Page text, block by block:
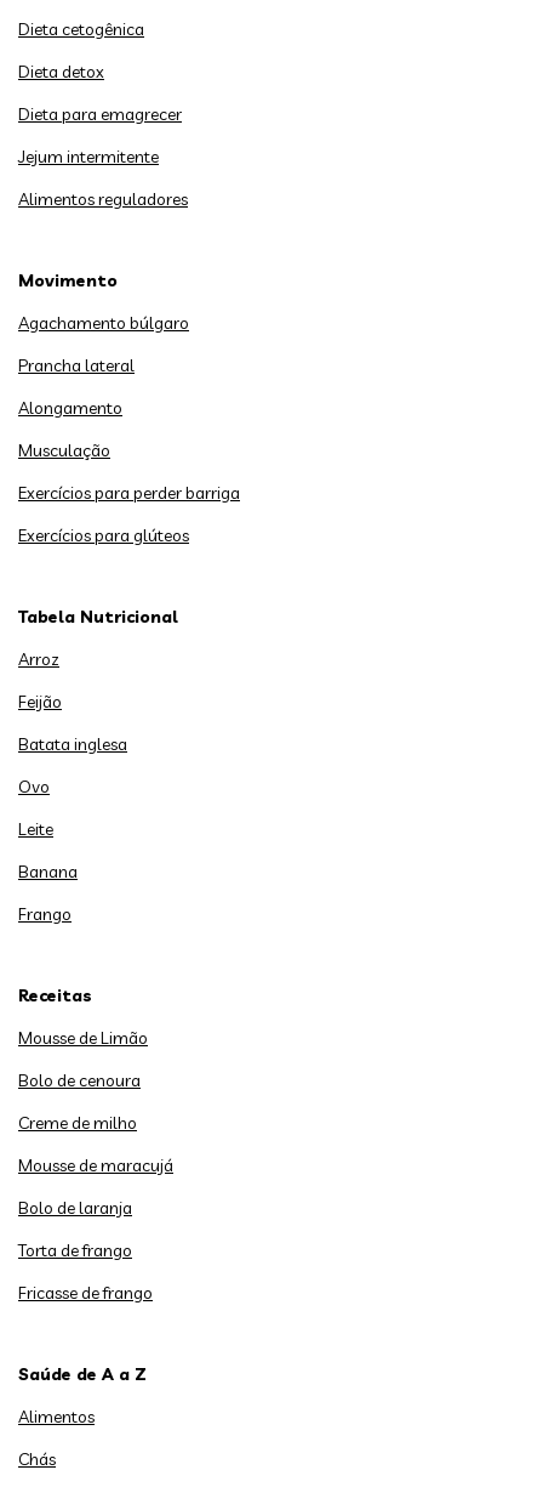
Dieta cetogênica
Dieta detox
Dieta para emagrecer
Jejum intermitente
Alimentos reguladores
Movimento
Agachamento búlgaro
Prancha lateral
Alongamento
Musculação
Exercícios para perder barriga
Exercícios para glúteos
Tabela Nutricional
Arroz
Feijão
Batata inglesa
Ovo
Leite
Banana
Frango
Receitas
Mousse de Limão
Bolo de cenoura
Creme de milho
Mousse de maracujá
Bolo de laranja
Torta de frango
Fricasse de frango
Saúde de A a Z
Alimentos
Chás